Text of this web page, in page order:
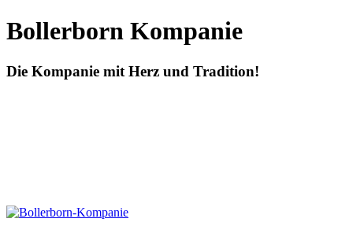
Bollerborn Kompanie
Die Kompanie mit Herz und Tradition!